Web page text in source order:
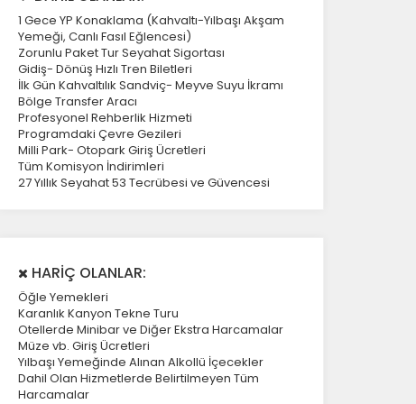
1 Gece YP Konaklama (Kahvaltı-Yılbaşı Akşam
Yemeği, Canlı Fasıl Eğlencesi)
Zorunlu Paket Tur Seyahat Sigortası
Gidiş- Dönüş Hızlı Tren Biletleri
İlk Gün Kahvaltılık Sandviç- Meyve Suyu İkramı
Bölge Transfer Aracı
Profesyonel Rehberlik Hizmeti
Programdaki Çevre Gezileri
Milli Park- Otopark Giriş Ücretleri
Tüm Komisyon İndirimleri
27 Yıllık Seyahat 53 Tecrübesi ve Güvencesi
HARİÇ OLANLAR:
Öğle Yemekleri
Karanlık Kanyon Tekne Turu
Otellerde Minibar ve Diğer Ekstra Harcamalar
Müze vb. Giriş Ücretleri
Yılbaşı Yemeğinde Alınan Alkollü İçecekler
Dahil Olan Hizmetlerde Belirtilmeyen Tüm
Harcamalar